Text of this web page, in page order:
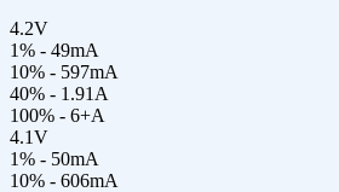
4.2V
1% - 49mA
10% - 597mA
40% - 1.91A
100% - 6+A
4.1V
1% - 50mA
10% - 606mA